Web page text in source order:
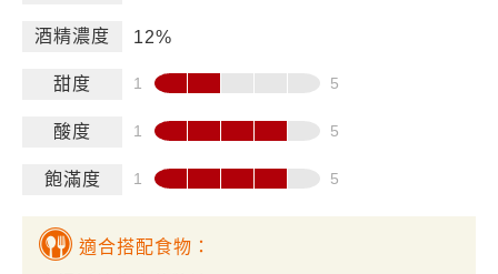
酒精濃度 12%
甜度
酸度
飽滿度
適合搭配食物：